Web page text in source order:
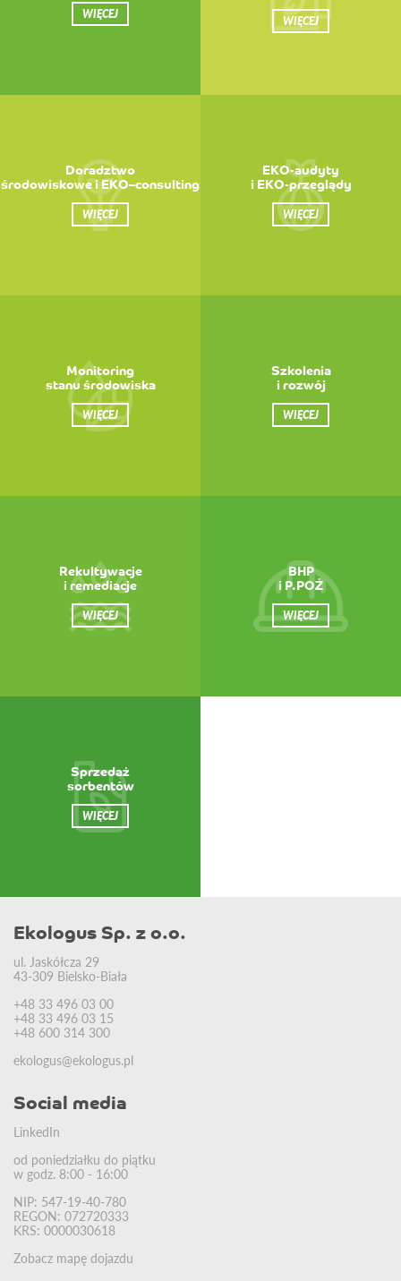
WIĘCEJ WIĘCEJ
Doradztwo
środowiskowe i EKO–consulting
WIĘCEJ
EKO-audyty
i EKO-przeglądy
WIĘCEJ
Monitoring
stanu środowiska
WIĘCEJ
Szkolenia
i rozwój
WIĘCEJ
Rekultywacje
i remediacje
WIĘCEJ
BHP
i P.POŻ
WIĘCEJ
Sprzedaż
sorbentów
WIĘCEJ
Ekologus Sp. z o.o.
ul. Jaskółcza 29
43-309 Bielsko-Biała
+48 33 496 03 00
+48 33 496 03 15
+48 600 314 300
ekologus@ekologus.pl
Social media
LinkedIn
od poniedziałku do piątku
w godz. 8:00 - 16:00
NIP: 547-19-40-780
REGON: 072720333
KRS: 0000030618
Zobacz mapę dojazdu